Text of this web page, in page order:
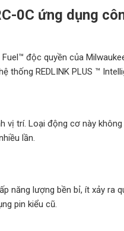
0C ứng dụng
độc quyền của
thống REDLINK PLUS ™
trí. Loại động cơ này
lần.
năng lượng bền bỉ, ít xảy ra
pin kiểu cũ.